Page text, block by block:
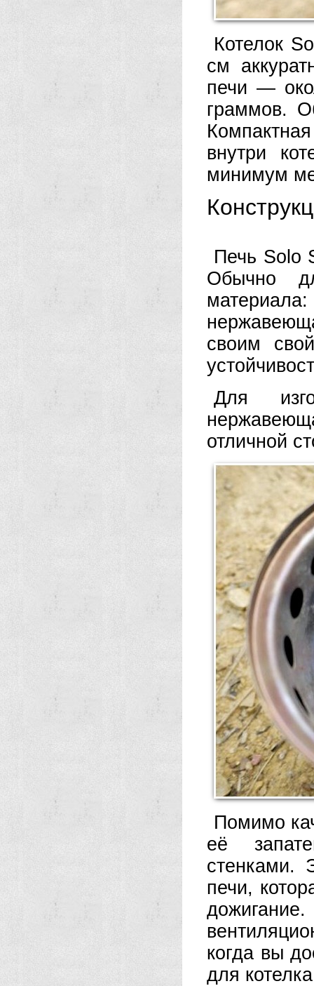
Котелок
см
печи —
граммов.
внутри
минимум
Печь Solo
Обычно
своим
Для
отличной
Помимо
её
стенками.
печи,
когда вы
для